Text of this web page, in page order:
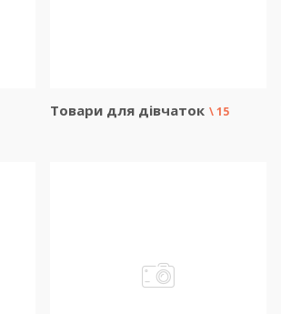
Товари для дівчаток 15